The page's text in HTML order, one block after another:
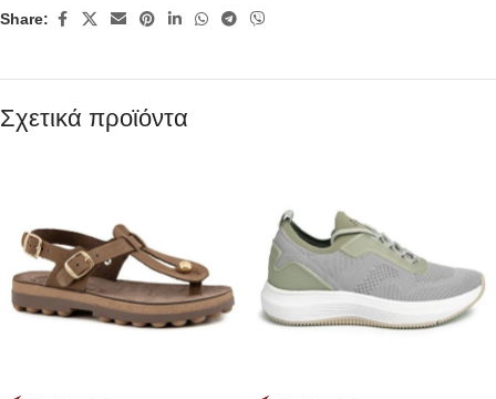
Share:
Σχετικά προϊόντα